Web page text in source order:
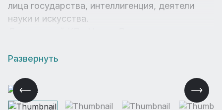
лица государства, интеллигенция, деятели
науки и искусства.
безопасного существования.
освещением, мощеные тротуары и
пешеходные аллеи, лесопарковая зона —
Развернуть